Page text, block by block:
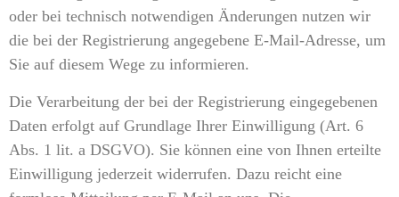
oder bei technisch notwendigen Änderungen nutzen wir
die bei der Registrierung angegebene E-Mail-Adresse, um
Sie auf diesem Wege zu informieren.
Die Verarbeitung der bei der Registrierung eingegebenen
Daten erfolgt auf Grundlage Ihrer Einwilligung (Art. 6
Abs. 1 lit. a DSGVO). Sie können eine von Ihnen erteilte
Einwilligung jederzeit widerrufen. Dazu reicht eine